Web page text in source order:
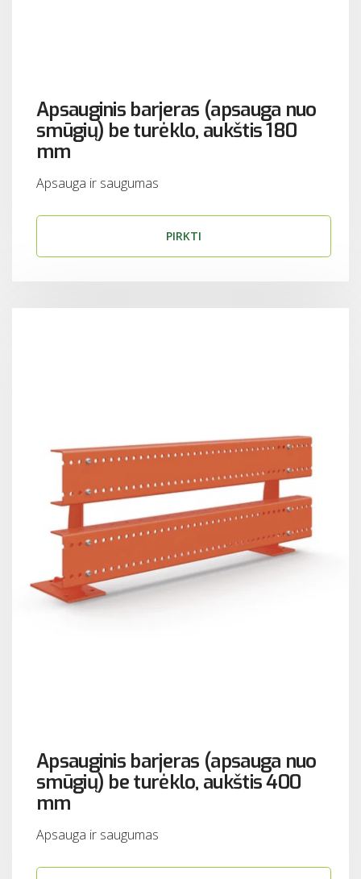
Apsauginis barjeras (apsauga nuo
smūgių) be turėklo, aukštis 180
mm
Apsauga ir saugumas
PIRKTI
Apsauginis barjeras (apsauga nuo
smūgių) be turėklo, aukštis 400
mm
Apsauga ir saugumas